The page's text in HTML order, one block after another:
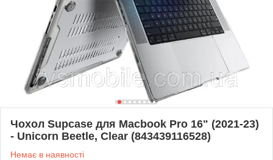
Чохол Supcase для Macbook Pro 16" (2021-23)
- Unicorn Beetle, Clear (843439116528)
Немає в наявності